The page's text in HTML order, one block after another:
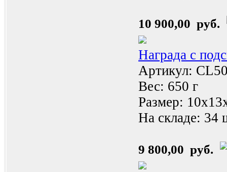
10 900,00 руб.
Награда с
Артикул:
Вес: 650 г
Размер:
На складе: 34
9 800,00 руб.